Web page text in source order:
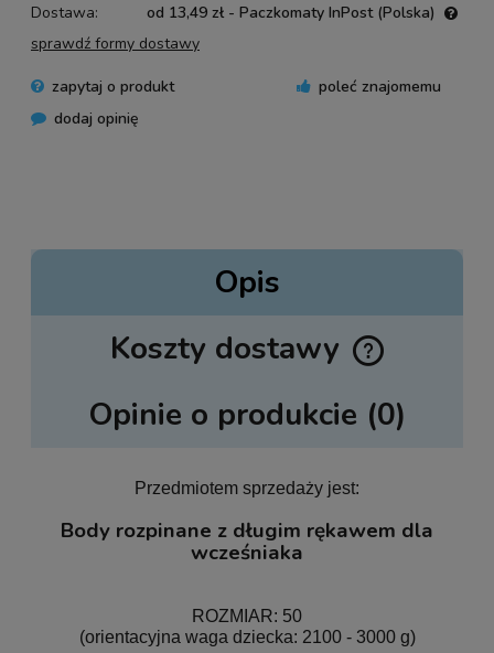
Dostawa:
od 13,49 zł - Paczkomaty InPost (Polska)
sprawdź formy dostawy
zapytaj o produkt
poleć znajomemu
dodaj opinię
Opis
Koszty dostawy
Cena nie zawiera ewentualnych kosztów płatności
Opinie o produkcie (0)
Przedmiotem sprzedaży jest:
Body rozpinane z długim rękawem dla
wcześniaka
ROZMIAR: 50
(orientacyjna waga dziecka: 2100 - 3000 g)